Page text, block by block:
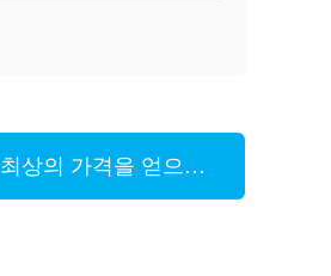
최상의 가격을 얻으세요